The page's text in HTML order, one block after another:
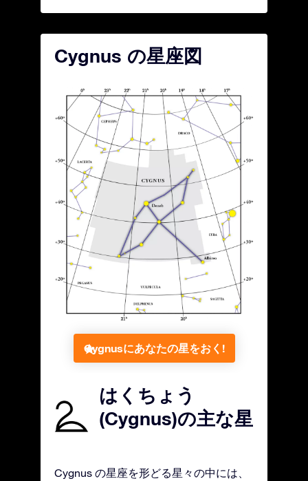
Cygnus の星座図
Cygnusにあなたの星をおく!
はくちょう
(Cygnus)の主な星
Cygnus の星座を形どる星々の中には、